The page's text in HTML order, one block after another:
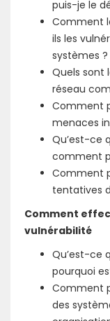
puis-je le
Comment
ils les
systèmes ?
Quels sont
réseau
Comment
menaces
Qu’est-ce
comment
Comment
tentatives
Comment
vulnérabilité
Qu’est-ce
pourquoi
Comment
des